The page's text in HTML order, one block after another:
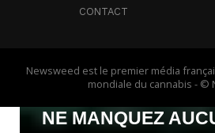
CONTACT
Newsweed est le premier média
mondiale du cannabis - ©
NE MANQUEZ